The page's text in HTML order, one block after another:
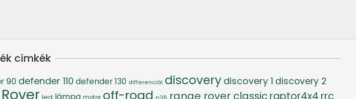
címkék
90 defender 110 defender 130 differenciál discovery discovery 1 discovery 2
off-road range rover classic raptor4x4 rrc